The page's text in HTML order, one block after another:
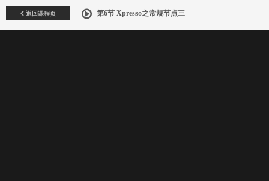
返回课程页 第6节 Xpresso之常规节点三